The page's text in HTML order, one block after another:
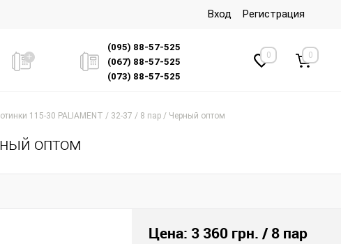
Вход Регистрация
(095) 88-57-525
(067) 88-57-525
(073) 88-57-525
0 0
115-30 PALIAMENT / 32-37 / 8 пар / Черный оптом
оптом
Цена: 3 360 грн. / 8 пар